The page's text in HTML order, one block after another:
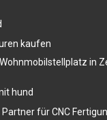
kaufen
in
hund
Partner für CNC